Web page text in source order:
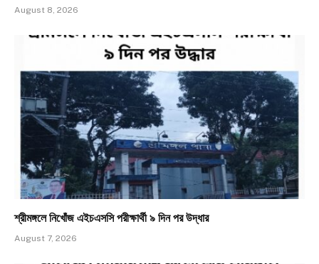
August 8, 2026
শ্রীমঙ্গলে নিখোঁজ এইচএসসি পরীক্ষার্থী ৯ দিন পর উদ্ধার
August 7, 2026